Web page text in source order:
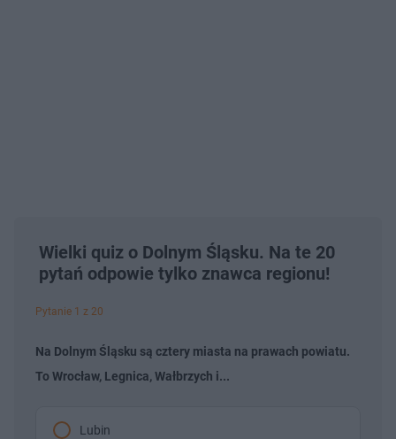
Wielki quiz o Dolnym Śląsku. Na te 20
pytań odpowie tylko znawca regionu!
Pytanie 1 z 20
Na Dolnym Śląsku są cztery miasta na prawach powiatu.
To Wrocław, Legnica, Wałbrzych i...
Lubin